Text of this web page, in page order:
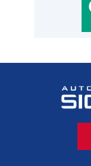
01 6502 230
01 6502 230
PROCJENA